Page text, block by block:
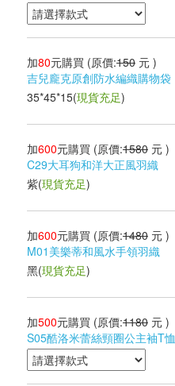
加80元購買 (原價:150 元 )
吉兒龐克原創防水編織購物袋
35*45*15(現貨充足)
加600元購買 (原價:1580 元 )
C29大耳狗和洋大正風羽織
紫(現貨充足)
加600元購買 (原價:1480 元 )
M01美樂蒂和風水手領羽織
黑(現貨充足)
加500元購買 (原價:1180 元 )
S05酷洛米蕾絲頸圈公主袖T恤